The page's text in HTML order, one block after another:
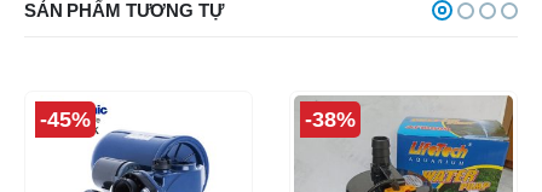
SẢN PHẨM TƯƠNG TỰ
-45% -38%